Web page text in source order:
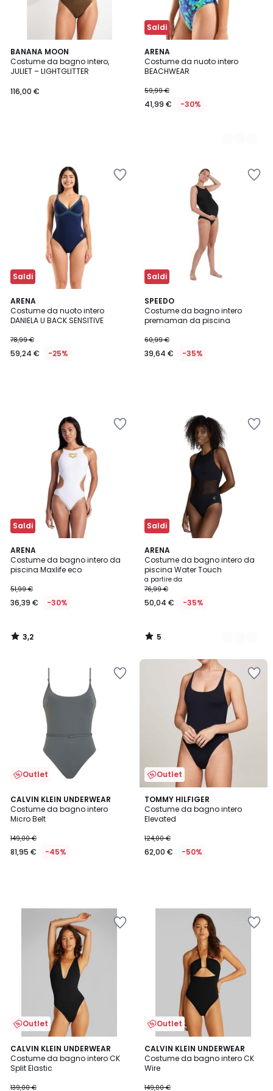
BANANA MOON
Costume da bagno intero,
JULIET – LIGHTGLITTER
116,00 €
Saldi
ARENA
Costume da nuoto intero
BEACHWEAR
59,99 €
41,99 € -30%
2
Colori
Saldi
ARENA
Costume da nuoto intero
DANIELA U BACK SENSITIVE
78,99 €
59,24 € -25%
Saldi
SPEEDO
Costume da bagno intero
premaman da piscina
60,99 €
39,64 € -35%
Saldi
ARENA
Costume da bagno intero da
piscina Maxlife eco
51,99 €
36,39 € -30%
3,2
/ 5
3,2
/
Saldi
ARENA
Costume da bagno intero da
piscina Water Touch
a partire da
76,99 €
50,04 € -35%
5
/
5
2
Colori
5
/
Outlet
CALVIN KLEIN UNDERWEAR
Costume da bagno intero
Micro Belt
149,00 €
81,95 € -45%
Outlet
TOMMY HILFIGER
Costume da bagno intero
Elevated
124,00 €
62,00 € -50%
Outlet
CALVIN KLEIN UNDERWEAR
Costume da bagno intero CK
Split Elastic
139,00 €
Outlet
CALVIN KLEIN UNDERWEAR
Costume da bagno intero CK
Wire
149,00 €